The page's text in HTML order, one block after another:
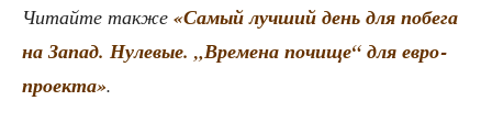
Читай­те так­же «Самый луч­ший день для побе­га
на Запад. Нуле­вые. „Вре­ме­на почи­ще“ для евро­
про­ек­та».